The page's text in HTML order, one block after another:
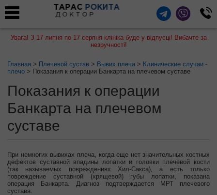
ТАРАС РОКИТА
ДОКТОР
Увага! З 17 липня по 17 серпня клініка буде у відпусці! Вибачте за
незручності!
Главная > Плечевой сустав > Вывих плеча > Клинические случаи -
плечо > Показания к операции Банкарта на плечевом суставе
Показания к операции
Банкарта на плечевом
суставе
При немногих вывихах плеча, когда еще нет значительных костных
дефектов суставной впадины лопатки и головки плечевой кости
(так
называемых повреждениях Хил-Сакса), а есть
только
повреждение суставной
(хрящевой) губы лопатки,
показана
операция
Банкарта. Диагноз подтверждается МРТ
плечевого
сустава: